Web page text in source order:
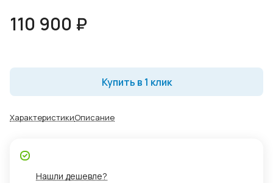
110 900 ₽
Купить в 1 клик
ХарактеристикиОписание
Нашли дешевле?